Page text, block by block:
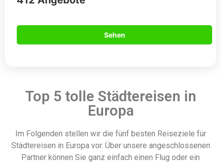
Sehen
Top 5 tolle Städtereisen in
Europa
Im Folgenden stellen wir die fünf besten Reiseziele für
Städtereisen in Europa vor. Über unsere angeschlossenen
Partner können Sie ganz einfach einen Flug oder ein